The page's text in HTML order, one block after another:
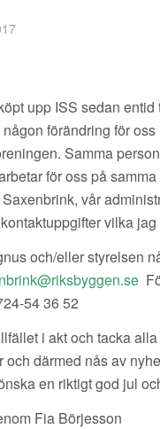
upp ISS sedan
förändring för
Samma
för oss på
vår
vilka
och/eller styrelsen
54 36 52
i akt och tacka
och därmed nås av
en riktigt god jul
Fia Börjesson